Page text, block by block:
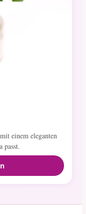
einem eleganten
passt.